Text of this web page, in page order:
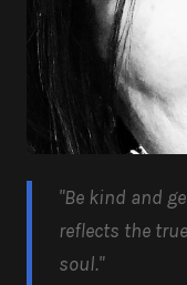
"Be kind and
reflects the
soul."